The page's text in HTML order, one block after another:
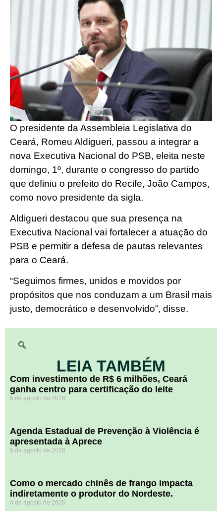
O presidente da Assembleia Legislativa do
Ceará, Romeu Aldigueri, passou a integrar a
nova Executiva Nacional do PSB, eleita neste
domingo, 1º, durante o congresso do partido
que definiu o prefeito do Recife, João Campos,
como novo presidente da sigla.
Aldigueri destacou que sua presença na
Executiva Nacional vai fortalecer a atuação do
PSB e permitir a defesa de pautas relevantes
para o Ceará.
“Seguimos firmes, unidos e movidos por
propósitos que nos conduzam a um Brasil mais
justo, democrático e desenvolvido”, disse.
LEIA TAMBÉM
Com investimento de R$ 6 milhões, Ceará
ganha centro para certificação do leite
6 de agosto de 2026
Agenda Estadual de Prevenção à Violência é
apresentada à Aprece
6 de agosto de 2026
​Como o mercado chinês de frango impacta
indiretamente o produtor do Nordeste.
4 de agosto de 2026